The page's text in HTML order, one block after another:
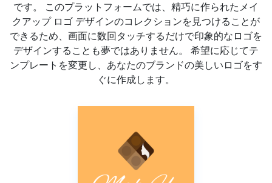
です。 このプラットフォームでは、精巧に作られたメイ
クアップ ロゴ デザインのコレクションを見つけることが
できるため、画面に数回タッチするだけで印象的なロゴを
デザインすることも夢ではありません。 希望に応じてテ
ンプレートを変更し、あなたのブランドの美しいロゴをす
ぐに作成します。